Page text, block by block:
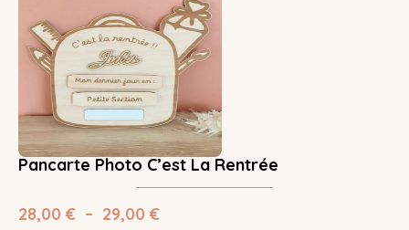
Pancarte Photo C’est La Rentrée
28,00 € – 29,00 €